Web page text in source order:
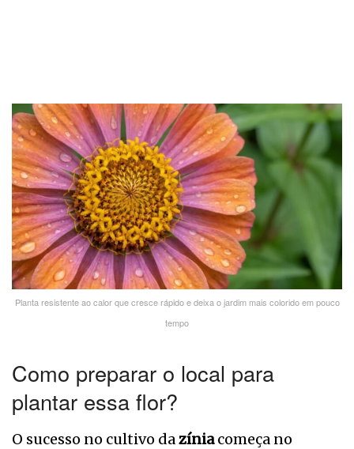
Planta resistente ao calor que cresce rápido e deixa o jardim mais colorido em pouco
tempo
Como preparar o local para
plantar essa flor?
O sucesso no cultivo dazíniacomeça no